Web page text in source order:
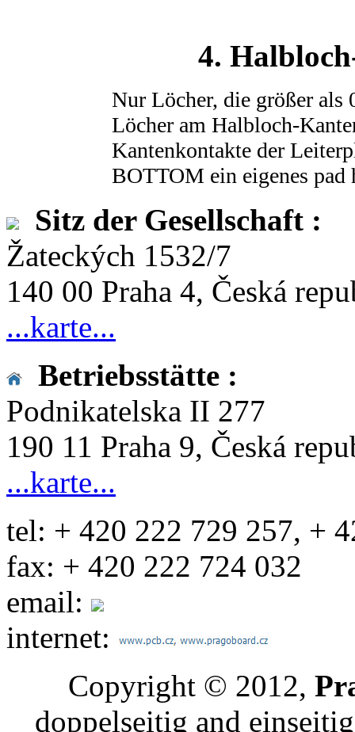
4.
Nur Löcher, die größer als
Löcher am Halbloch-
Kantenkontakte der
BOTTOM ein eigenes pad
Sitz der Gesellschaft :
Žateckých 1532/7
140 00 Praha 4, Česká
...karte...
Betriebsstätte :
Podnikatelska II 277
190 11 Praha 9, Česká
...karte...
tel: + 420 222 729 257, +
fax: + 420 222 724 032
email:
internet:
Copyright © 2012,
doppelseitig and